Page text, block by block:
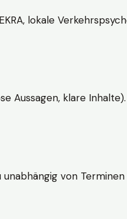
lokale
Aussagen, klare Inhalte).
unabhängig von